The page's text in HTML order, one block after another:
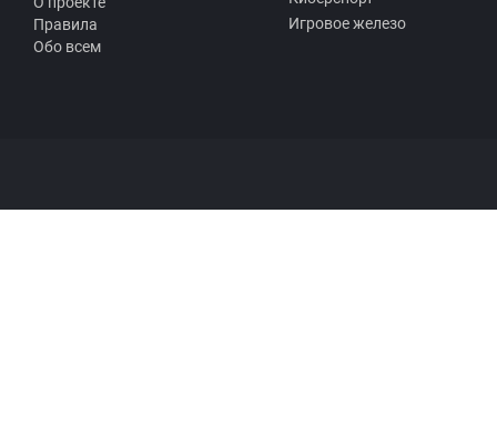
Правила
Обо всем
Игровое железо